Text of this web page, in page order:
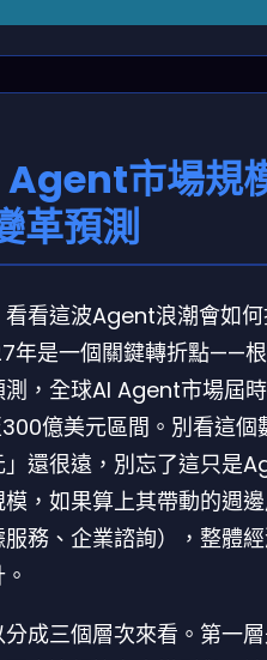
Agent市場規
革預測
看看這波Agent浪潮會如
年是一個關鍵轉折點——
，全球AI Agent市場屆
億美元區間。別看這個
還很遠，別忘了這只是
，如果算上其帶動的週
服務、企業諮詢），整體
成三個層次來看。第一